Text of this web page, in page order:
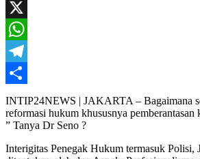
Mail
Facebook
X
WhatsApp
Telegram
Share
INTIP24NEWS | JAKARTA – Bagaimana
reformasi hukum khususnya
” Tanya Dr Seno ?
Interigitas Penegak Hukum termasuk Polisi,